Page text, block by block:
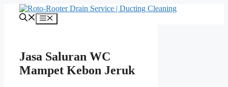
Langsung
Menu
Jasa Saluran WC
Mampet Kebon Jeruk